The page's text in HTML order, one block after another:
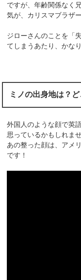
ですが、年齢関係なく
気が、カリスマブラザ
ジローさんのことを「
てしまうあたり、かな
ミノの出身地は？
外国人のような顔で英
思っているかもしれま
あの整った顔は、アメ
です！